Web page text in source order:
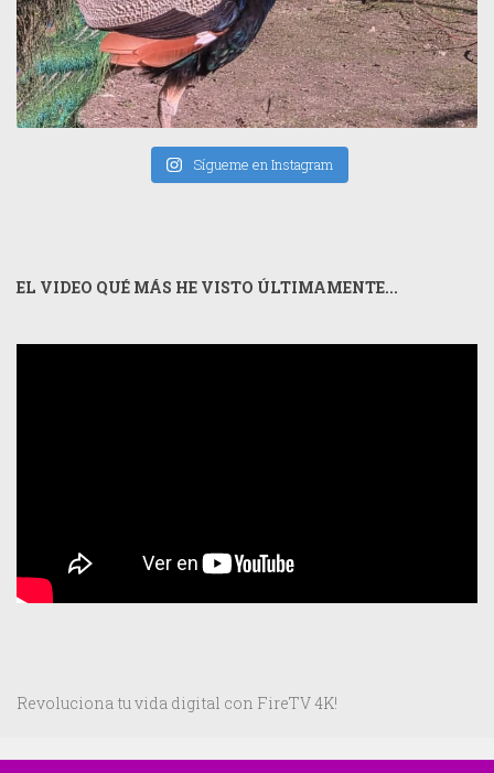
Sígueme en Instagram
EL VIDEO QUÉ MÁS HE VISTO ÚLTIMAMENTE...
Revoluciona tu vida digital con FireTV 4K!